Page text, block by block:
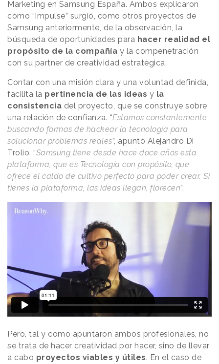
Marketing en Samsung España. Ambos explicaron
cómo “Impulse” surgió, como otros proyectos de
Samsung anteriormente, de la observación, la
búsqueda de oportunidades para hacer realidad el
propósito de la compañía y la compenetración
con su partner de creatividad estratégica.
Contar con una misión clara y una voluntad definida,
facilita la pertinencia de las ideas y la
consistencia del proyecto, que se construye sobre
una relación de confianza. “Estamos constantemente
buscando formas de hackear la tecnología para
solucionar problemas reales”, apuntó Alejandro Di
Trolio. “Samsung tiene desde hace doce años esta
plataforma, que es Tecnología con propósito, que
ofrece el caldo de cultivo perfecto para poder crear. Si
tienes la plataforma, las ideas llegan, florecen”.
Pero, tal y como apuntaron ambos profesionales, no
se trata de hacer creatividad por hacer, sino de llevar
a cabo proyectos viables y útiles. En el caso de